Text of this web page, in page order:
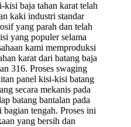
baja tahan karat telah
kaki industri standar
yang parah dan telah
yang populer selama
kami memproduksi
karat dari batang baja
316. Proses swaging
panel kisi-kisi batang
secara mekanis pada
batang bantalan pada
tengah. Proses ini
yang bersih dan